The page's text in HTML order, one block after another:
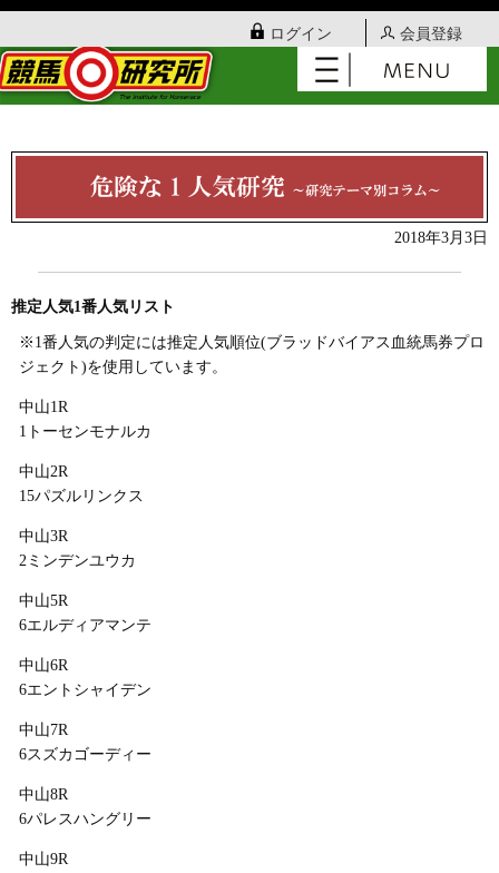
ログイン 会員登録
2018年3月3日
推定人気1番人気リスト
※1番人気の判定には推定人気順位(ブラッドバイアス血統馬券プロ
ジェクト)を使用しています。
中山1R
1トーセンモナルカ
中山2R
15パズルリンクス
中山3R
2ミンデンユウカ
中山5R
6エルディアマンテ
中山6R
6エントシャイデン
中山7R
6スズカゴーディー
中山8R
6パレスハングリー
中山9R